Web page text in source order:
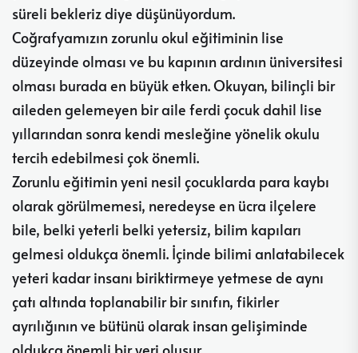
süreli bekleriz diye düşünüyordum.
Coğrafyamızın zorunlu okul eğitiminin lise
düzeyinde olması ve bu kapının ardının üniversitesi
olması burada en büyük etken. Okuyan, bilinçli bir
aileden gelemeyen bir aile ferdi çocuk dahil lise
yıllarından sonra kendi mesleğine yönelik okulu
tercih edebilmesi çok önemli.
Zorunlu eğitimin yeni nesil çocuklarda para kaybı
olarak görülmemesi, neredeyse en ücra ilçelere
bile, belki yeterli belki yetersiz, bilim kapıları
gelmesi oldukça önemli. İçinde bilimi anlatabilecek
yeteri kadar insanı biriktirmeye yetmese de aynı
çatı altında toplanabilir bir sınıfın, fikirler
ayrılığının ve bütünü olarak insan gelişiminde